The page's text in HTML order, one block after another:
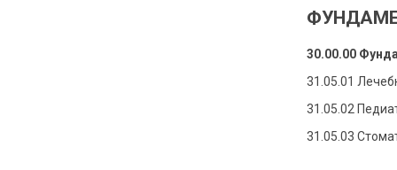
30.00.00
31.05.01
31.05.02
31.05.03